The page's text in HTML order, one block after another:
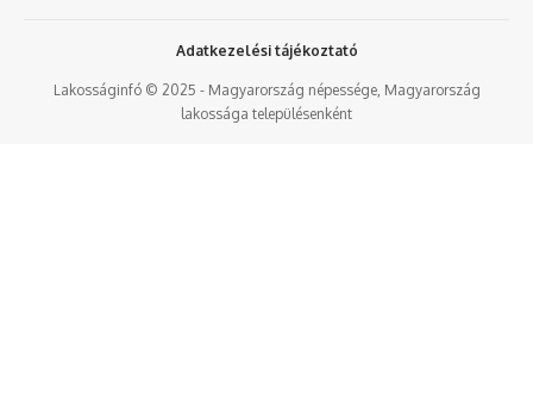
Lakosságinfó © 2025 - Magyarország népessége, Magyarország
lakossága településenként
Adatkezelési tájékoztató